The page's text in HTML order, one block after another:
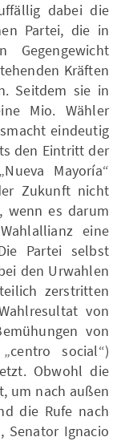
dabei die
Partei, die in
Kräften
Seitdem sie in
Mio. Wähler
eindeutig
den Eintritt der
Mayoría“
Zukunft nicht
wenn es darum
eine
Partei selbst
den Urwahlen
zerstritten
von
von
social“)
Obwohl die
um nach außen
die Rufe nach
Senator Ignacio